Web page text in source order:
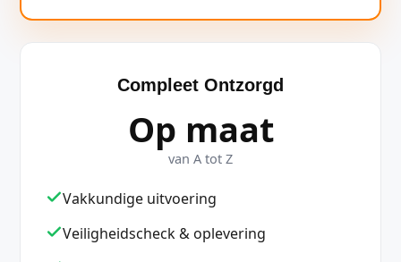
Compleet Ontzorgd
Op maat
van A tot Z
Vakkundige uitvoering
Veiligheidscheck & oplevering